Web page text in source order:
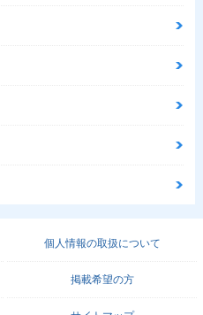
個人情報の取扱について
掲載希望の方